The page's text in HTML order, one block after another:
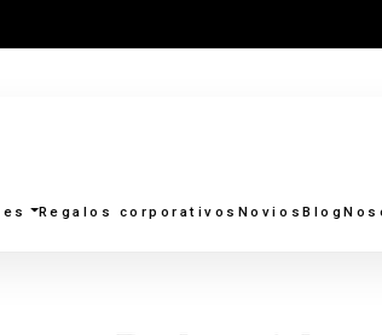
Regalos corporativos NoviosBlog